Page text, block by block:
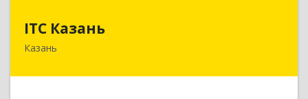
ITC Казань
Казань420094, Татарстан Респ, Казань г, Короленко